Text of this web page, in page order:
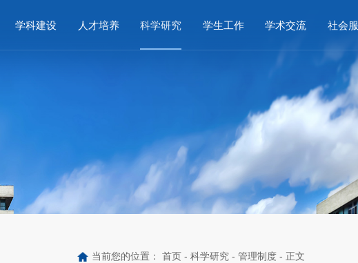
学科建设 人才培养 科学研究 学生工作 学术交流 社会
当前您的位置： 首页 - 科学研究 - 管理制度 - 正文